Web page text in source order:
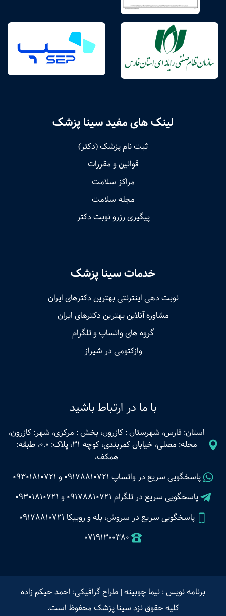
لینک های مفید سینا پزشک
ثبت نام پزشک (دکتر)
قوانین و مقررات
مراکز سلامت
مجله سلامت
پیگیری رزرو نوبت دکتر
خدمات سینا پزشک
نوبت‌ دهی اینترنتی بهترین دکترهای ایران
مشاوره آنلاین بهترین دکترهای ایران
گروه های واتساپ و تلگرام
وازکتومی در شیراز
با ما در ارتباط باشید
استان: فارس، شهرستان : کازرون، بخش : مرکزی، شهر: کازرون،
محله: مصلی، خیابان کمربندی، کوچه 31، پلاک: 0.0، طبقه:
همکف،
پاسخگویی سریع در واتساپ 09178810721 و 09301810721
پاسخگویی سریع در تلگرام 09178810721 و 09301810721
پاسخگویی سریع در سروش، بله و روبیکا 09178810721
07191300380
برنامه نویس : نیما چوبینه | طراح گرافیکی: احمد حیکم زاده
کلیه حقوق نزد سینا پزشک محفوظ است.